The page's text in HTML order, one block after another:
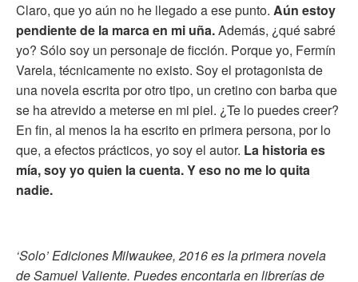
Claro, que yo aún no he llegado a ese punto. Aún estoy
pendiente de la marca en mi uña.Además, ¿qué sabré
yo? Sólo soy un personaje de ficción. Porque yo, Fermín
Varela, técnicamente no existo. Soy el protagonista de
una novela escrita por otro tipo, un cretino con barba que
se ha atrevido a meterse en mi piel. ¿Te lo puedes creer?
En fin, al menos la ha escrito en primera persona, por lo
que, a efectos prácticos, yo soy el autor. La historia es
mía, soy yo quien la cuenta. Y eso no me lo quita
nadie.
‘Solo’ Ediciones Milwaukee, 2016 es la primera novela
de Samuel Valiente. Puedes encontarla en librerías de